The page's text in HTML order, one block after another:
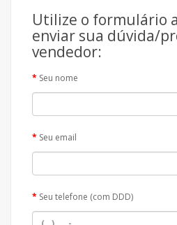
Utilize o formulário
enviar sua dúvida/
vendedor:
Seu nome
Seu email
Seu telefone (com DDD)